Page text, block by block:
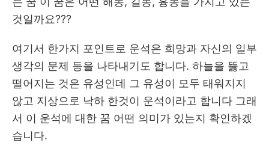
것일까요???
여기서 한가지 포인트로 운석은 희망과 자신의 일부
생각의 문제 등을 나타내기도 합니다. 하늘을 뚫고
떨어지는 것은 유성인데 그 유성이 모두 태워지지
않고 지상으로 낙하 한것이 운석이라고 합니다 그래
서 이 운석에 대한 꿈 어떤 의미가 있는지 확인하겠
습니다.